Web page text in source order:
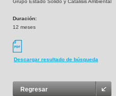
Grupo Estado Sólido y Catálisis Ambiental
Duración:
12 meses
Descargar resultado de búsqueda
Regresar